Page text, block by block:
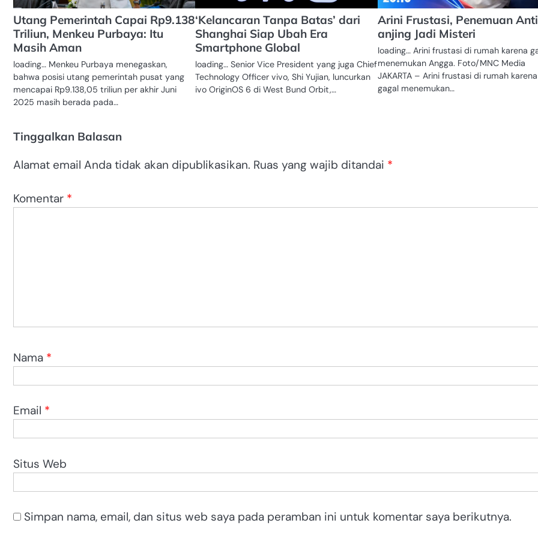
Utang Pemerintah Capai Rp9.138
Triliun, Menkeu Purbaya: Itu
Masih Aman
loading… Menkeu Purbaya menegaskan,
bahwa posisi utang pemerintah pusat yang
mencapai Rp9.138,05 triliun per akhir Juni
2025 masih berada pada…
‘Kelancaran Tanpa Batas’ dari
Shanghai Siap Ubah Era
Smartphone Global
loading… Senior Vice President yang juga Chief
Technology Officer vivo, Shi Yujian, luncurkan
ivo OriginOS 6 di West Bund Orbit,…
Arini Frustasi, Penemuan
anjing Jadi Misteri
loading… Arini frustasi di rumah karena
menemukan Angga. Foto/MNC Media
JAKARTA – Arini frustasi di rumah karena
gagal menemukan…
Tinggalkan Balasan
Alamat email Anda tidak akan dipublikasikan. Ruas yang wajib ditandai *
Komentar *
Nama *
Email *
Situs Web
Simpan nama, email, dan situs web saya pada peramban ini untuk komentar saya berikutnya.